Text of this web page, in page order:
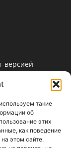
такие
об
этих
как поведение
этом сайте.
версией
за